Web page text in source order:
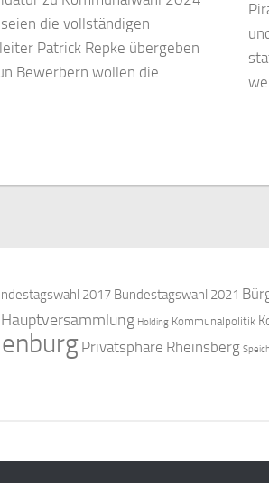
die vollständigen
Patrick Repke übergeben
Bewerbern wollen die...
2017 Bundestagswahl 2021
Hauptversammlung Holding Kommunalpolitik
Privatsphäre Rheinsberg